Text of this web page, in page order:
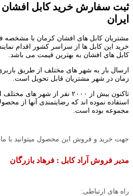
ثبت سفارش خرید کابل افشان
ایران
خرید این کابل ها از سراسر کشور اقدام
کابل های افشان به بهترین قیمت می باشد.
ارسال بار به شهر های مختلف از طریق
زمان در شهر مشتریان قابل تحویل است.
تاکنون بیش از ۲۰۰۰ نفر از شهر
استفاده نموده اند که رضایتمندی آنها از
مجموعه بوده است.
جهت خرید و فروش این محصول میتوانید با ما
مدیر فروش آراد کابل : فرهاد بازرگان
راه های ارتباطی: